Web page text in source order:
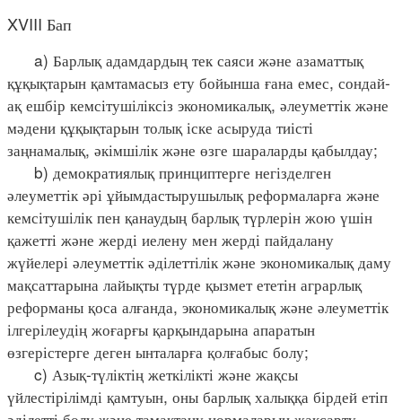
XVIII Бап
a) Барлық адамдардың тек саяси және азаматтық
құқықтарын қамтамасыз ету бойынша ғана емес, сондай-
ақ ешбір кемсітушіліксіз экономикалық, әлеуметтік және
мәдени құқықтарын толық іске асыруда тиісті
заңнамалық, әкімшілік және өзге шараларды қабылдау;
b) демократиялық принциптерге негізделген
әлеуметтік әрі ұйымдастырушылық реформаларға және
кемсітушілік пен қанаудың барлық түрлерін жою үшін
қажетті және жерді иелену мен жерді пайдалану
жүйелері әлеуметтік әділеттілік және экономикалық даму
мақсаттарына лайықты түрде қызмет ететін аграрлық
реформаны қоса алғанда, экономикалық және әлеуметтік
ілгерілеудің жоғарғы қарқындарына апаратын
өзгерістерге деген ынталарға қолғабыс болу;
c) Азық-түліктің жеткілікті және жақсы
үйлестірілімді қамтуын, оны барлық халыққа бірдей етіп